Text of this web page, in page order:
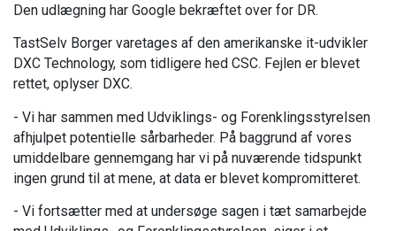
Den udlægning har Google bekræftet over for DR.
TastSelv Borger varetages af den amerikanske it-udvikler
DXC Technology, som tidligere hed CSC. Fejlen er blevet
rettet, oplyser DXC.
- Vi har sammen med Udviklings- og Forenklingsstyrelsen
afhjulpet potentielle sårbarheder. På baggrund af vores
umiddelbare gennemgang har vi på nuværende tidspunkt
ingen grund til at mene, at data er blevet kompromitteret.
- Vi fortsætter med at undersøge sagen i tæt samarbejde